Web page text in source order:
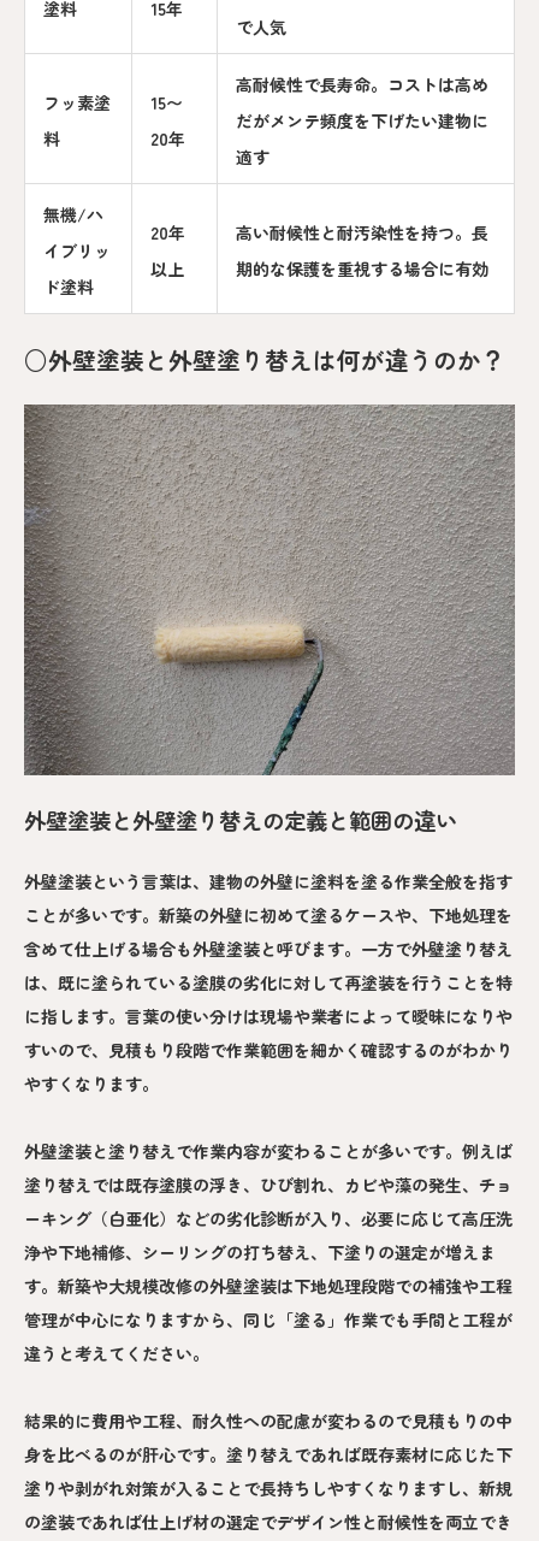
塗料 15年
で人気
フッ素塗
料
15〜
20年
高耐候性で長寿命。コストは高め
だがメンテ頻度を下げたい建物に
適す
無機/ハ
イブリッ
ド塗料
20年
以上
高い耐候性と耐汚染性を持つ。長
期的な保護を重視する場合に有効
○外壁塗装と外壁塗り替えは何が違うのか？
外壁塗装と外壁塗り替えの定義と範囲の違い
外壁塗装という言葉は、建物の外壁に塗料を塗る作業全般を指す
ことが多いです。新築の外壁に初めて塗るケースや、下地処理を
含めて仕上げる場合も外壁塗装と呼びます。一方で外壁塗り替え
は、既に塗られている塗膜の劣化に対して再塗装を行うことを特
に指します。言葉の使い分けは現場や業者によって曖昧になりや
すいので、見積もり段階で作業範囲を細かく確認するのがわかり
やすくなります。
外壁塗装と塗り替えで作業内容が変わることが多いです。例えば
塗り替えでは既存塗膜の浮き、ひび割れ、カビや藻の発生、チョ
ーキング（白亜化）などの劣化診断が入り、必要に応じて高圧洗
浄や下地補修、シーリングの打ち替え、下塗りの選定が増えま
す。新築や大規模改修の外壁塗装は下地処理段階での補強や工程
管理が中心になりますから、同じ「塗る」作業でも手間と工程が
違うと考えてください。
結果的に費用や工程、耐久性への配慮が変わるので見積もりの中
身を比べるのが肝心です。塗り替えであれば既存素材に応じた下
塗りや剥がれ対策が入ることで長持ちしやすくなりますし、新規
の塗装であれば仕上げ材の選定でデザイン性と耐候性を両立でき